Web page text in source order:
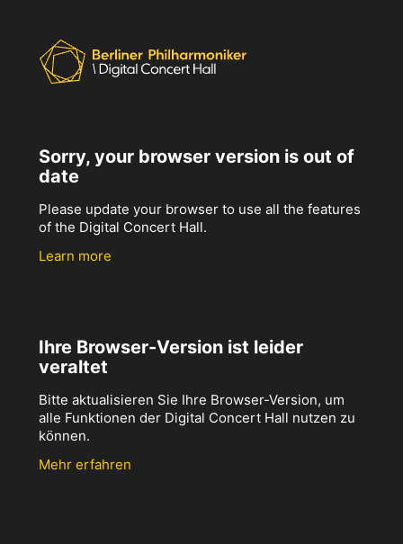
Sorry, your browser version is out of
date
Please update your browser to use all the features
of the Digital Concert Hall.
Learn more
Ihre Browser-Version ist leider
veraltet
Bitte aktualisieren Sie Ihre Browser-Version, um
alle Funktionen der Digital Concert Hall nutzen zu
können.
Mehr erfahren